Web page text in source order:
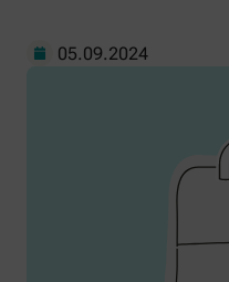
05.09.2024